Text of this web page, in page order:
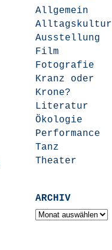
Allgemein
Alltagskultur
Ausstellung
Film
Fotografie
Kranz oder
Krone?
Literatur
Ökologie
Performance
Tanz
Theater
ARCHIV
Archiv